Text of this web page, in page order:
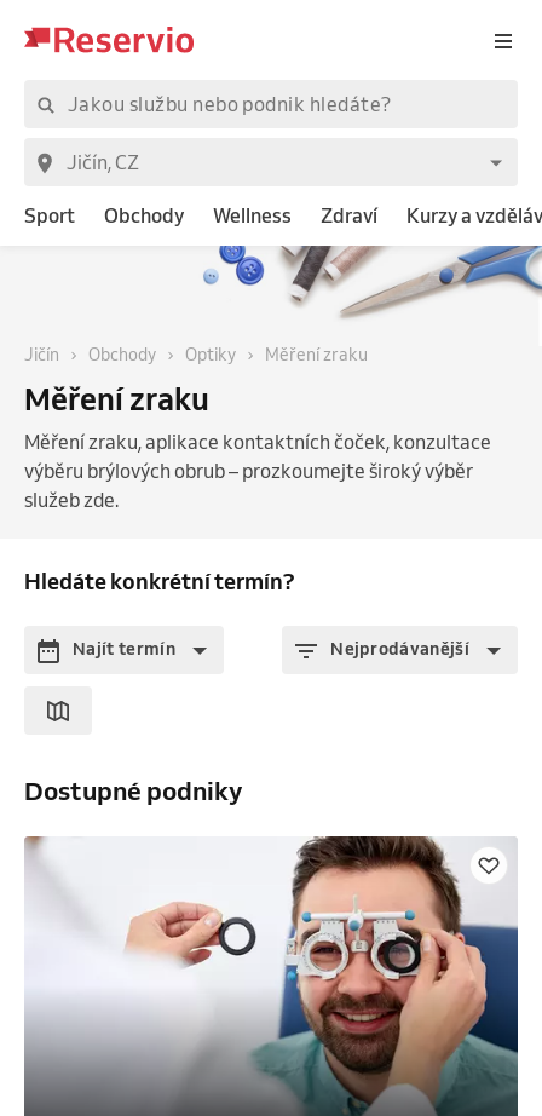
Sport Obchody Wellness Zdraví Kurzy a
Jičín Obchody Optiky Měření zraku
Měření zraku
Měření zraku, aplikace kontaktních čoček, konzultace
výběru brýlových obrub – prozkoumejte široký výběr
služeb zde.
Hledáte konkrétní termín?
Najít termín Nejprodávanější
Dostupné podniky